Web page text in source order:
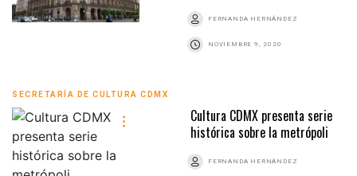
FERNANDA HERNÁNDEZ
NOVIEMBRE 9, 2020
SECRETARÍA DE CULTURA CDMX
Cultura CDMX presenta serie
histórica sobre la metrópoli
FERNANDA HERNÁNDEZ